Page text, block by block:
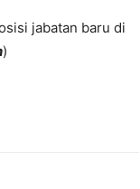
jabatan baru di
)